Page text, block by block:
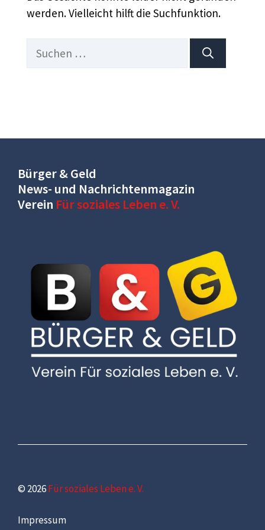
werden. Vielleicht hilft die Suchfunktion.
Suchen
Bürger & Geld
News- und Nachrichtenmagazin
Verein Für soziales Leben e. V.
© 2026Für soziales Leben e. V.
Impressum